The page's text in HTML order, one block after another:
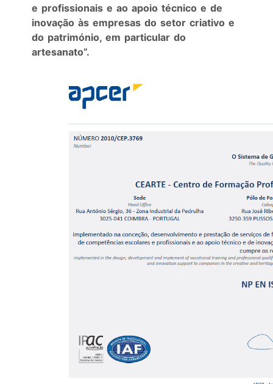
e profissionais e ao apoio técnico e de
inovação às empresas do setor criativo e
do património, em particular do
artesanato”.